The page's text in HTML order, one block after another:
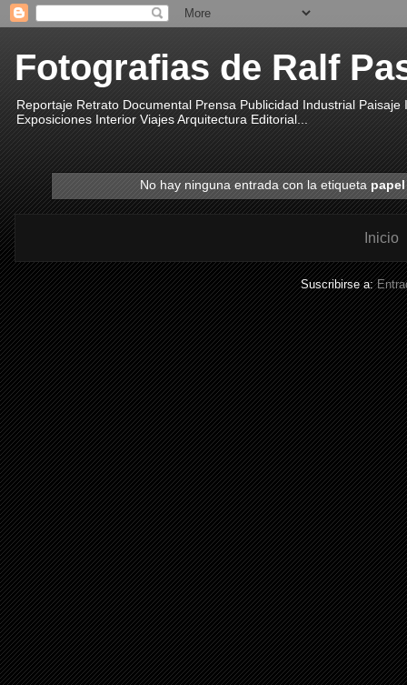
Fotografias de Ralf
Reportaje Retrato Documental Prensa Publicidad Industrial
Exposiciones Interior Viajes Arquitectura Editorial...
No hay ninguna entrada con la etiqueta
Inicio
Suscribirse a: